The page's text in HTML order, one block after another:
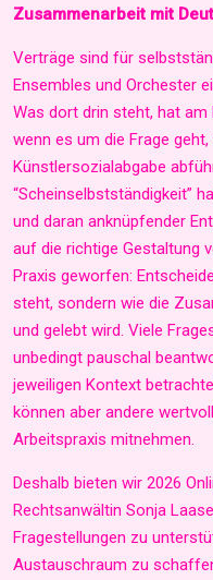
Zusammenarbeit mit
Verträge sind für
Ensembles und Orchester
Was dort drin steht, hat am
wenn es um die Frage
Künstlersozialabgabe
“Scheinselbstständigkeit”
und daran anknüpfender
auf die richtige Gestaltung
Praxis geworfen:
steht, sondern wie die
und gelebt wird. Viele
unbedingt pauschal
jeweiligen Kontext
können aber andere
Arbeitspraxis mitnehmen.
Deshalb bieten wir 2026
Rechtsanwältin Sonja
Fragestellungen zu
Austauschraum zu